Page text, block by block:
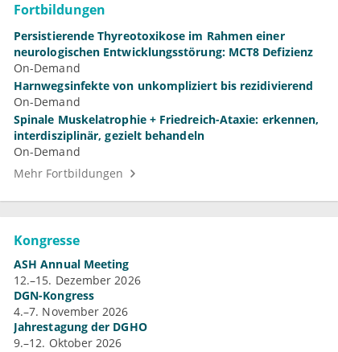
Fortbildungen
Persistierende Thyreotoxikose im Rahmen einer
neurologischen Entwicklungsstörung: MCT8 Defizienz
On-Demand
Harnwegsinfekte von unkompliziert bis rezidivierend
On-Demand
Spinale Muskelatrophie + Friedreich-Ataxie: erkennen,
interdisziplinär, gezielt behandeln
On-Demand
Mehr Fortbildungen
Kongresse
ASH Annual Meeting
12.–15. Dezember 2026
DGN-Kongress
4.–7. November 2026
Jahrestagung der DGHO
9.–12. Oktober 2026